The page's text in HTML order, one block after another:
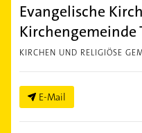
Evangelische
Kirchengemeinde
KIRCHEN UND RELIGIÖSE
E-Mail